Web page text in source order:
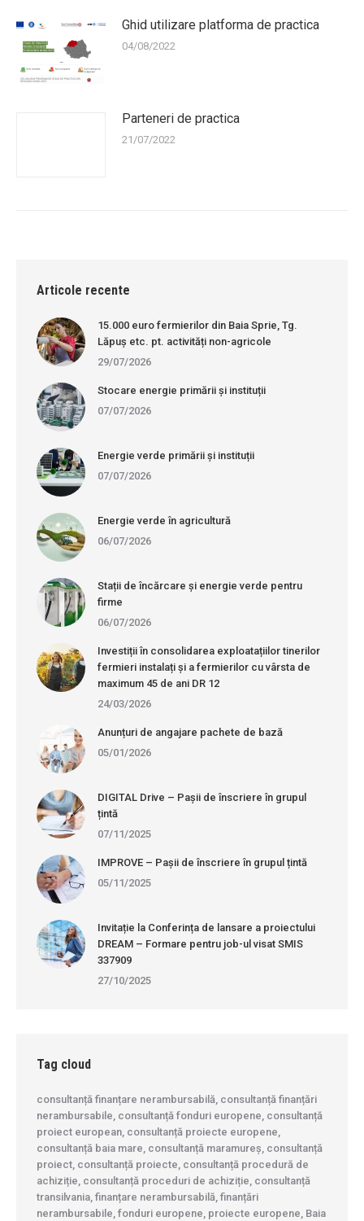
Ghid utilizare platforma de practica
04/08/2022
Parteneri de practica
21/07/2022
Articole recente
15.000 euro fermierilor din Baia Sprie, Tg.
Lăpuș etc. pt. activități non-agricole
29/07/2026
Stocare energie primării și instituții
07/07/2026
Energie verde primării și instituții
07/07/2026
Energie verde în agricultură
06/07/2026
Stații de încărcare și energie verde pentru
firme
06/07/2026
Investiții în consolidarea exploatațiilor tinerilor
fermieri instalați și a fermierilor cu vârsta de
maximum 45 de ani DR 12
24/03/2026
Anunțuri de angajare pachete de bază
05/01/2026
DIGITAL Drive – Pașii de înscriere în grupul
țintă
07/11/2025
IMPROVE – Pașii de înscriere în grupul țintă
05/11/2025
Invitație la Conferința de lansare a proiectului
DREAM – Formare pentru job-ul visat SMIS
337909
27/10/2025
Tag cloud
consultanță finanțare nerambursabilă, consultanță finanțări
nerambursabile, consultanță fonduri europene, consultanță
proiect european, consultanță proiecte europene,
consultanță baia mare, consultanță maramureș, consultanță
proiect, consultanță proiecte, consultanță procedură de
achiziție, consultanță proceduri de achiziție, consultanță
transilvania, finanțare nerambursabilă, finanțări
nerambursabile, fonduri europene, proiecte europene, Baia